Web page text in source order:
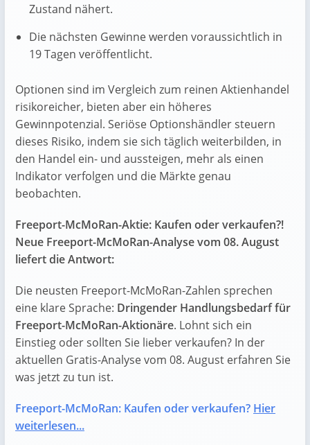
Zustand nähert.
Die nächsten Gewinne werden voraussichtlich in
19 Tagen veröffentlicht.
Optionen sind im Vergleich zum reinen Aktienhandel
risikoreicher, bieten aber ein höheres
Gewinnpotenzial. Seriöse Optionshändler steuern
dieses Risiko, indem sie sich täglich weiterbilden, in
den Handel ein- und aussteigen, mehr als einen
Indikator verfolgen und die Märkte genau
beobachten.
Freeport-McMoRan-Aktie: Kaufen oder verkaufen?!
Neue Freeport-McMoRan-Analyse vom 08. August
liefert die Antwort:
Die neusten Freeport-McMoRan-Zahlen sprechen
eine klare Sprache: Dringender Handlungsbedarf für
Freeport-McMoRan-Aktionäre. Lohnt sich ein
Einstieg oder sollten Sie lieber verkaufen? In der
aktuellen Gratis-Analyse vom 08. August erfahren Sie
was jetzt zu tun ist.
Freeport-McMoRan: Kaufen oder verkaufen? Hier
weiterlesen...